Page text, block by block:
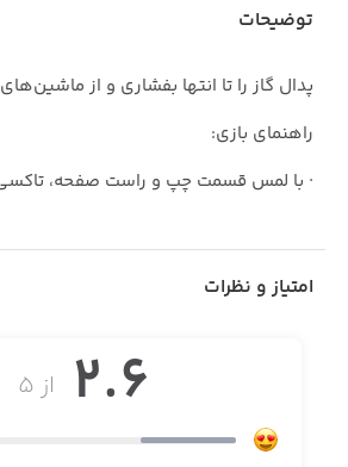
توضیحات
پدال گاز را تا انتها بفشاری و از
راهنمای بازی:
· با لمس قسمت چپ و راست صفحه، تاکسی
· بیشترین امتیاز ممکن را کسب کرده و آن
این بازی جذاب و اعتیادآور را همین حالا
امتیاز و نظرات
از ۵ 2.6